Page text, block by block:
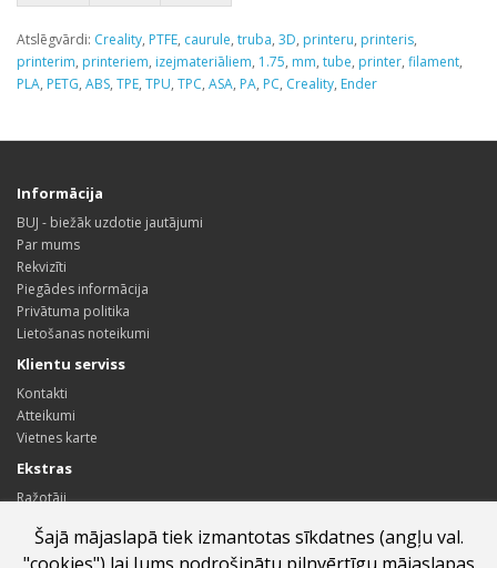
Atslēgvārdi: Creality, PTFE, caurule, truba, 3D, printeru, printeris,
printerim, printeriem, izejmateriāliem, 1.75, mm, tube, printer, filament,
PLA, PETG, ABS, TPE, TPU, TPC, ASA, PA, PC, Creality, Ender
Šajā mājaslapā tiek izmantotas sīkdatnes (angļu val.
Informācija
BUJ - biežāk uzdotie jautājumi
Par mums
Rekvizīti
Piegādes informācija
Privātuma politika
Lietošanas noteikumi
Klientu serviss
Kontakti
Atteikumi
Vietnes karte
Ekstras
Ražotāji
Sadarbības partneru programma
Īpašie piedāvājumi